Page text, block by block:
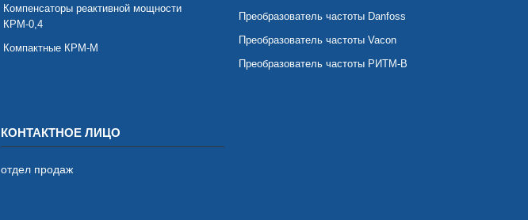
Компенсаторы реактивной мощности
КРМ-0,4
Компактные КРМ-М
Преобразователь частоты Danfoss
Преобразователь частоты Vacon
Преобразователь частоты РИТМ-В
отдел продаж